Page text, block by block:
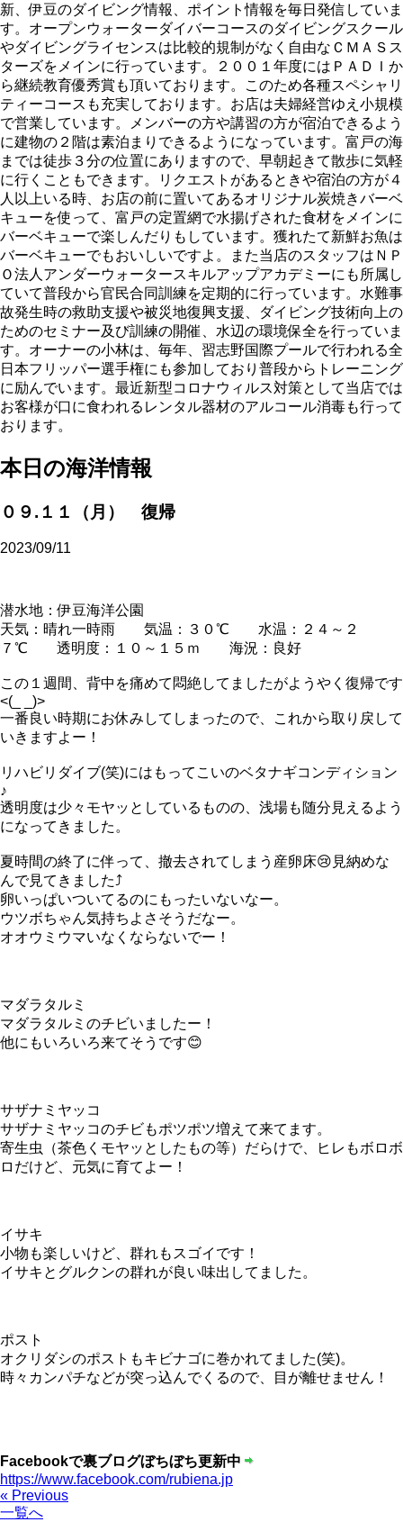
新、伊豆のダイビング情報、ポイント情報を毎日発信していま
す。オープンウォーターダイバーコースのダイビングスクール
やダイビングライセンスは比較的規制がなく自由なＣＭＡＳス
ターズをメインに行っています。２００１年度にはＰＡＤＩか
ら継続教育優秀賞も頂いております。このため各種スペシャリ
ティーコースも充実しております。お店は夫婦経営ゆえ小規模
で営業しています。メンバーの方や講習の方が宿泊できるよう
に建物の２階は素泊まりできるようになっています。富戸の海
までは徒歩３分の位置にありますので、早朝起きて散歩に気軽
に行くこともできます。リクエストがあるときや宿泊の方が４
人以上いる時、お店の前に置いてあるオリジナル炭焼きバーベ
キューを使って、富戸の定置網で水揚げされた食材をメインに
バーベキューで楽しんだりもしています。獲れたて新鮮お魚は
バーベキューでもおいしいですよ。また当店のスタッフはＮＰ
Ｏ法人アンダーウォータースキルアップアカデミーにも所属し
ていて普段から官民合同訓練を定期的に行っています。水難事
故発生時の救助支援や被災地復興支援、ダイビング技術向上の
ためのセミナー及び訓練の開催、水辺の環境保全を行っていま
す。オーナーの小林は、毎年、習志野国際プールで行われる全
日本フリッパー選手権にも参加しており普段からトレーニング
に励んでいます。最近新型コロナウィルス対策として当店では
お客様が口に食われるレンタル器材のアルコール消毒も行って
おります。
本日の海洋情報
０９.１１（月） 復帰
2023/09/11
潜水地：伊豆海洋公園
天気：晴れ一時雨 気温：３０℃ 水温：２４～２
７℃ 透明度：１０～１５ｍ 海況：良好
この１週間、背中を痛めて悶絶してましたがようやく復帰です
<(_ _)>
一番良い時期にお休みしてしまったので、これから取り戻して
いきますよー！
リハビリダイブ(笑)にはもってこいのベタナギコンディション
♪
透明度は少々モヤッとしているものの、浅場も随分見えるよう
になってきました。
夏時間の終了に伴って、撤去されてしまう産卵床😢見納めな
んで見てきました⤴
卵いっぱいついてるのにもったいないなー。
ウツボちゃん気持ちよさそうだなー。
オオウミウマいなくならないでー！
マダラタルミ
マダラタルミのチビいましたー！
他にもいろいろ来てそうです😊
サザナミヤッコ
サザナミヤッコのチビもポツポツ増えて来てます。
寄生虫（茶色くモヤッとしたもの等）だらけで、ヒレもボロボ
ロだけど、元気に育てよー！
イサキ
小物も楽しいけど、群れもスゴイです！
イサキとグルクンの群れが良い味出してました。
ポスト
オクリダシのポストもキビナゴに巻かれてました(笑)。
時々カンパチなどが突っ込んでくるので、目が離せません！
Facebookで裏ブログぼちぼち更新中
https://www.facebook.com/rubiena.jp
« Previous
一覧へ